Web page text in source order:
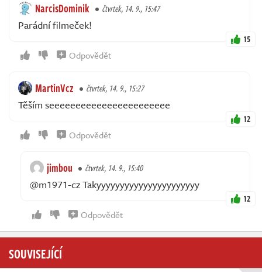
NarcisDominik čtvrtek, 14. 9., 15:47
Parádní filmeček!
15
Odpovědět
MartinVcz čtvrtek, 14. 9., 15:27
Těším seeeeeeeeeeeeeeeeeeeeeee
12
Odpovědět
jimbou čtvrtek, 14. 9., 15:40
@m1971-cz Takyyyyyyyyyyyyyyyyyyyyyy
12
Odpovědět
SOUVISEJÍCÍ